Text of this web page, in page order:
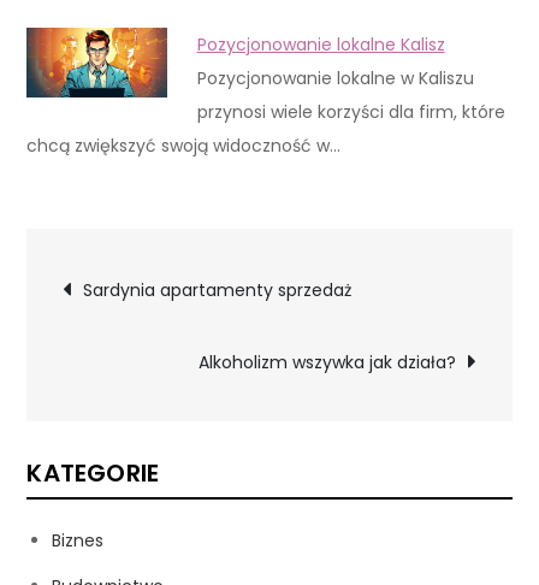
Pozycjonowanie lokalne Kalisz
Pozycjonowanie lokalne w Kaliszu
przynosi wiele korzyści dla firm, które
chcą zwiększyć swoją widoczność w…
Nawigacja
wpisu
Sardynia apartamenty sprzedaż
Alkoholizm wszywka jak działa?
KATEGORIE
Biznes